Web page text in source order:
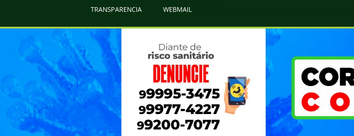
TRANSPARENCIA WEBMAIL